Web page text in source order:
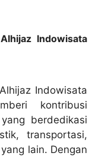
Indowisata
Indowisata
kontribusi
berdedikasi
transportasi,
lain. Dengan